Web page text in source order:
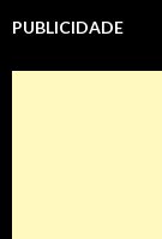
PUBLICIDADE